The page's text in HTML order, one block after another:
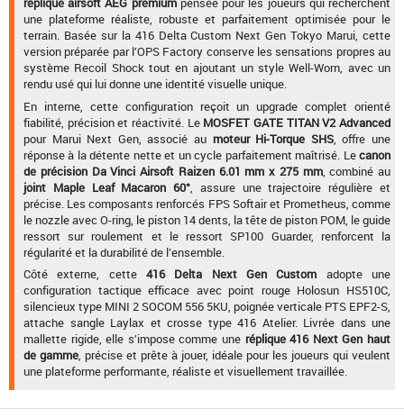
une plateforme réaliste, robuste et parfaitement optimisée pour le
terrain. Basée sur la 416 Delta Custom Next Gen Tokyo Marui, cette
version préparée par l’OPS Factory conserve les sensations propres au
système Recoil Shock tout en ajoutant un style Well-Worn, avec un
rendu usé qui lui donne une identité visuelle unique.
En interne, cette configuration reçoit un upgrade complet orienté
fiabilité, précision et réactivité. Le MOSFET GATE TITAN V2 Advanced
pour Marui Next Gen, associé au moteur Hi-Torque SHS, offre une
réponse à la détente nette et un cycle parfaitement maîtrisé. Lecanon
de précision Da Vinci Airsoft Raizen 6.01 mm x 275 mm, combiné au
joint Maple Leaf Macaron 60° , assure une trajectoire régulière et
précise. Les composants renforcés FPS Softair et Prometheus, comme
le nozzle avec O-ring, le piston 14 dents, la tête de piston POM, le guide
ressort sur roulement et le ressort SP100 Guarder, renforcent la
régularité et la durabilité de l’ensemble.
Côté externe, cette 416 Delta Next Gen Custom adopte une
configuration tactique efficace avec point rouge Holosun HS510C,
silencieux type MINI 2 SOCOM 556 5KU, poignée verticale PTS EPF2-S,
attache sangle Laylax et crosse type 416 Atelier. Livrée dans une
mallette rigide, elle s’impose comme une réplique 416 Next Gen haut
de gamme, précise et prête à jouer, idéale pour les joueurs qui veulent
une plateforme performante, réaliste et visuellement travaillée.